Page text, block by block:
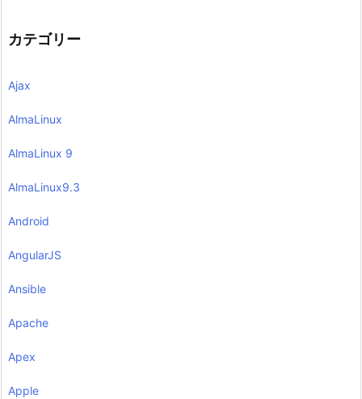
カテゴリー
Ajax
AlmaLinux
AlmaLinux 9
AlmaLinux9.3
Android
AngularJS
Ansible
Apache
Apex
Apple